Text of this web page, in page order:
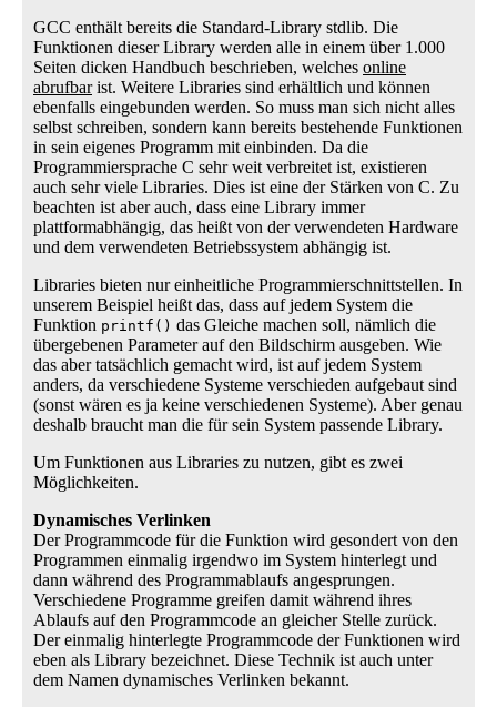
GCC enthält bereits die Standard-Library stdlib. Die
Funktionen dieser Library werden alle in einem über 1.000
Seiten dicken Handbuch beschrieben, welches online
abrufbarist. Weitere Libraries sind erhältlich und können
ebenfalls eingebunden werden. So muss man sich nicht alles
selbst schreiben, sondern kann bereits bestehende Funktionen
in sein eigenes Programm mit einbinden. Da die
Programmiersprache C sehr weit verbreitet ist, existieren
auch sehr viele Libraries. Dies ist eine der Stärken von C. Zu
beachten ist aber auch, dass eine Library immer
plattformabhängig, das heißt von der verwendeten Hardware
und dem verwendeten Betriebssystem abhängig ist.
Libraries bieten nur einheitliche Programmierschnittstellen. In
unserem Beispiel heißt das, dass auf jedem System die
Funktion printf() das Gleiche machen soll, nämlich die
übergebenen Parameter auf den Bildschirm ausgeben. Wie
das aber tatsächlich gemacht wird, ist auf jedem System
anders, da verschiedene Systeme verschieden aufgebaut sind
(sonst wären es ja keine verschiedenen Systeme). Aber genau
deshalb braucht man die für sein System passende Library.
Um Funktionen aus Libraries zu nutzen, gibt es zwei
Möglichkeiten.
Dynamisches Verlinken
Der Programmcode für die Funktion wird gesondert von den
Programmen einmalig irgendwo im System hinterlegt und
dann während des Programmablaufs angesprungen.
Verschiedene Programme greifen damit während ihres
Ablaufs auf den Programmcode an gleicher Stelle zurück.
Der einmalig hinterlegte Programmcode der Funktionen wird
eben als Library bezeichnet. Diese Technik ist auch unter
dem Namen dynamisches Verlinken bekannt.